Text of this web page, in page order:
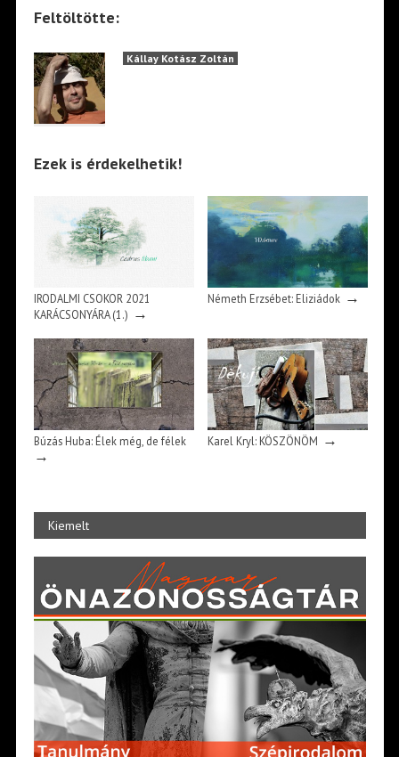
Feltöltötte:
Kállay Kotász Zoltán
Ezek is érdekelhetik!
IRODALMI CSOKOR 2021
KARÁCSONYÁRA (1.) →
Németh Erzsébet: Eliziádok→
Búzás Huba: Élek még, de félek
→
Karel Kryl: KÖSZÖNÖM →
Kiemelt